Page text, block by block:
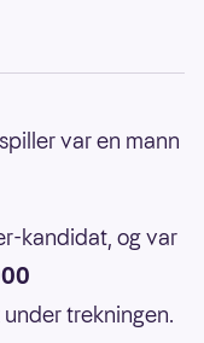
var en mann
kandidat, og var
trekningen.